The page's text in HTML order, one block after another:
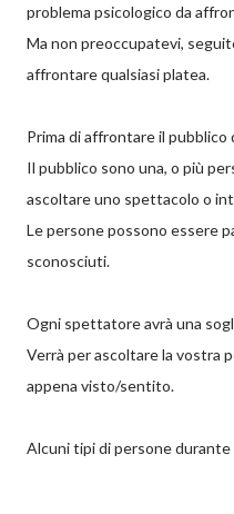
problema psicologico da
Ma non preoccupatevi,
affrontare qualsiasi platea.
Prima di affrontare il
Il pubblico sono una, o più
ascoltare uno spettacolo o
Le persone possono essere
sconosciuti.
Ogni spettatore avrà una
Verrà per ascoltare la vostra
appena visto/sentito.
Alcuni tipi di persone durante